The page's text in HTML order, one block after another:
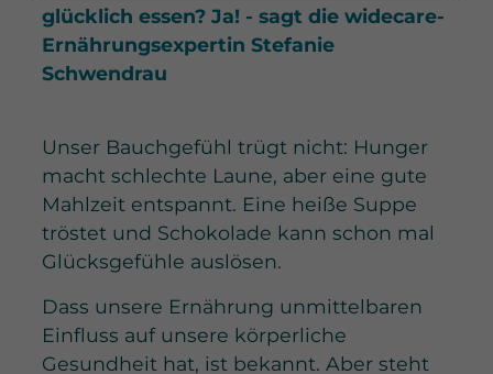
glücklich essen? Ja! - sagt die widecare-
Ernährungsexpertin Stefanie
Schwendrau
Unser Bauchgefühl trügt nicht: Hunger
macht schlechte Laune, aber eine gute
Mahlzeit entspannt. Eine heiße Suppe
tröstet und Schokolade kann schon mal
Glücksgefühle auslösen.
Dass unsere Ernährung unmittelbaren
Einfluss auf unsere körperliche
Gesundheit hat, ist bekannt. Aber steht